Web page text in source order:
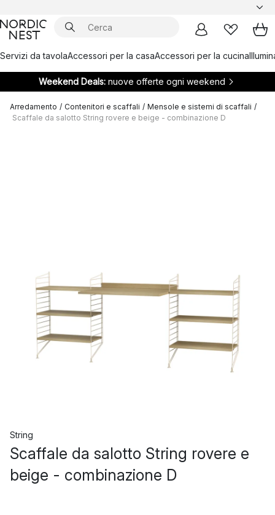
Servizi da tavolaAccessori per la casaAccessori per la cucina
Weekend Deals: nuove offerte ogni weekend
Arredamento / Contenitori e scaffali / Mensole e sistemi di scaffali /
Scaffale da salotto String rovere e beige - combinazione D
String
Scaffale da salotto String rovere e
beige - combinazione D